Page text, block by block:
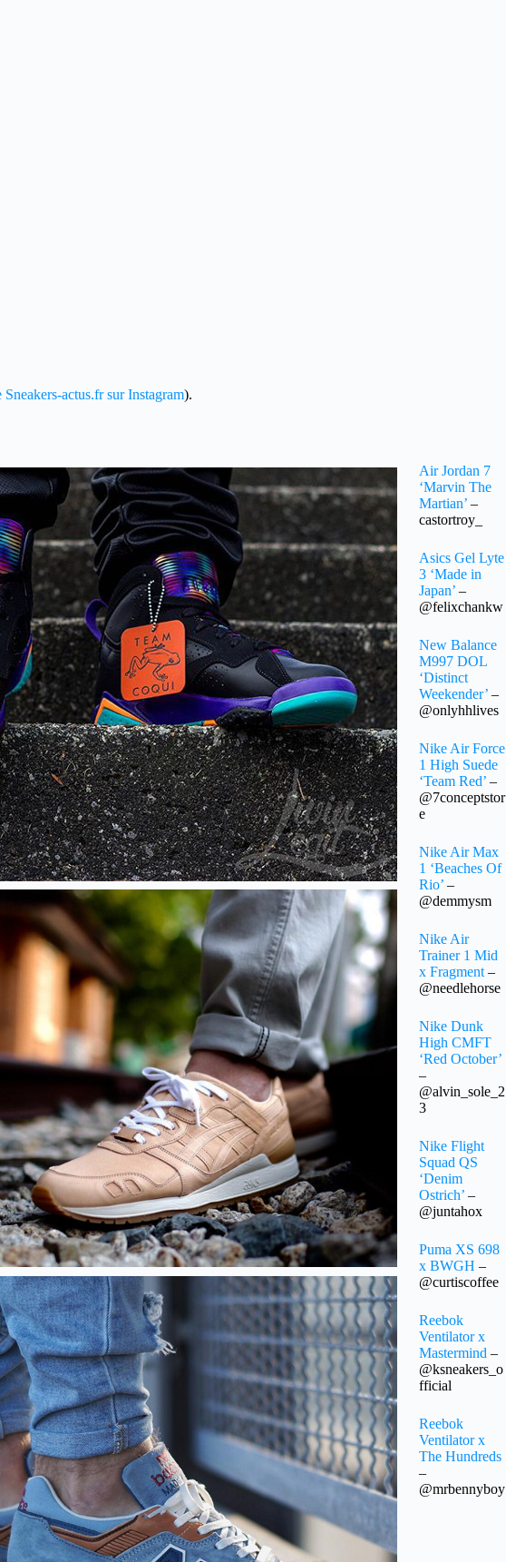
actus.fr sur Instagram).
Air Jordan 7
‘Marvin The
Martian’ –
castortroy_
Asics Gel Lyte
3 ‘Made in
Japan’ –
@felixchankw
New Balance
M997 DOL
‘Distinct
Weekender’ –
@onlyhhlives
Nike Air Force
1 High Suede
‘Team Red’ –
@7conceptstor
e
Nike Air Max
1 ‘Beaches Of
Rio’ –
@demmysm
Nike Air
Trainer 1 Mid
x Fragment –
@needlehorse
Nike Dunk
High CMFT
‘Red October’
–
@alvin_sole_2
3
Nike Flight
Squad QS
‘Denim
Ostrich’ –
@juntahox
Puma XS 698
x BWGH –
@curtiscoffee
Reebok
Ventilator x
Mastermind –
@ksneakers_o
fficial
Reebok
Ventilator x
The Hundreds
–
@mrbennyboy